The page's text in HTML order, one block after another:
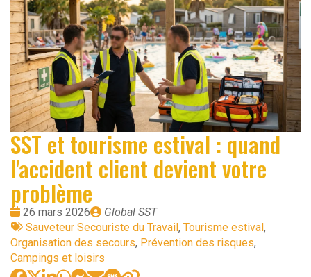
SST et tourisme estival : quand
l'accident client devient votre
problème
Date
:
26 mars 2026
Publié
par
Global SST
Tags
:
Sauveteur Secouriste du Travail, Tourisme estival,
Organisation des secours, Prévention des risques,
Campings et loisirs